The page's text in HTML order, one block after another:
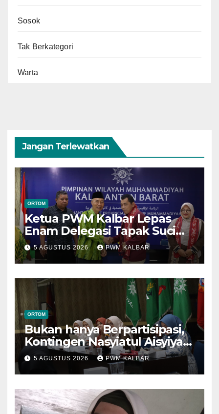
Sosok
Tak Berkategori
Warta
Jangan Terlewatkan
ORTOM
Ketua PWM Kalbar Lepas
Enam Delegasi Tapak Suci
Menuju Muktamar XVI di
Semarang
5 AGUSTUS 2026 PWM KALBAR
ORTOM
Bukan hanya Berpartisipasi,
Kontingen Nasyiatul Aisyiyah
Kalbar Perjuangkan Program
di Muktamar XV
5 AGUSTUS 2026 PWM KALBAR